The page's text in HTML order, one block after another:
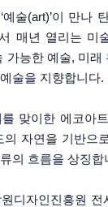
‘예술(art)’이 만
매년 열리는 미
가능한 예술, 미
술을 지향합니다.
맞이한 에코아
의 자연을 기반으
의 흐름을 상징합
디자인진흥원